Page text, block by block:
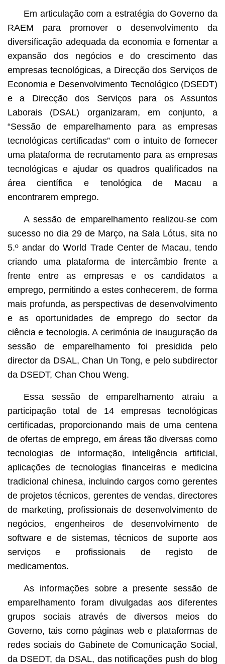
Em articulação com a estratégia do Governo da
RAEM para promover o desenvolvimento da
diversificação adequada da economia e fomentar a
expansão dos negócios e do crescimento das
empresas tecnológicas, a Direcção dos Serviços de
Economia e Desenvolvimento Tecnológico (DSEDT)
e a Direcção dos Serviços para os Assuntos
Laborais (DSAL) organizaram, em conjunto, a
“Sessão de emparelhamento para as empresas
tecnológicas certificadas” com o intuito de fornecer
uma plataforma de recrutamento para as empresas
tecnológicas e ajudar os quadros qualificados na
área científica e tenológica de Macau a
encontrarem emprego.
A sessão de emparelhamento realizou-se com
sucesso no dia 29 de Março, na Sala Lótus, sita no
5.º andar do World Trade Center de Macau, tendo
criando uma plataforma de intercâmbio frente a
frente entre as empresas e os candidatos a
emprego, permitindo a estes conhecerem, de forma
mais profunda, as perspectivas de desenvolvimento
e as oportunidades de emprego do sector da
ciência e tecnologia. A cerimónia de inauguração da
sessão de emparelhamento foi presidida pelo
director da DSAL, Chan Un Tong, e pelo subdirector
da DSEDT, Chan Chou Weng.
Essa sessão de emparelhamento atraiu a
participação total de 14 empresas tecnológicas
certificadas, proporcionando mais de uma centena
de ofertas de emprego, em áreas tão diversas como
tecnologias de informação, inteligência artificial,
aplicações de tecnologias financeiras e medicina
tradicional chinesa, incluindo cargos como gerentes
de projetos técnicos, gerentes de vendas, directores
de marketing, profissionais de desenvolvimento de
negócios, engenheiros de desenvolvimento de
software e de sistemas, técnicos de suporte aos
serviços e profissionais de registo de
medicamentos.
As informações sobre a presente sessão de
emparelhamento foram divulgadas aos diferentes
grupos sociais através de diversos meios do
Governo, tais como páginas web e plataformas de
redes sociais do Gabinete de Comunicação Social,
da DSEDT, da DSAL, das notificações push do blog